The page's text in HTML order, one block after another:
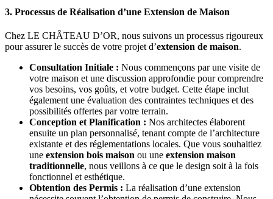
3. Processus de Réalisation d’une Extension de Maison
Chez LE CHÂTEAU D’OR, nous suivons un processus rigoureux
pour assurer le succès de votre projet d’extension de maison.
Consultation Initiale : Nous commençons par une visite de
votre maison et une discussion approfondie pour comprendre
vos besoins, vos goûts, et votre budget. Cette étape inclut
également une évaluation des contraintes techniques et des
possibilités offertes par votre terrain.
Conception et Planification : Nos architectes élaborent
ensuite un plan personnalisé, tenant compte de l’architecture
existante et des réglementations locales. Que vous souhaitiez
une extension bois maison ou une extension maison
traditionnelle, nous veillons à ce que le design soit à la fois
fonctionnel et esthétique.
Obtention des Permis : La réalisation d’une extension